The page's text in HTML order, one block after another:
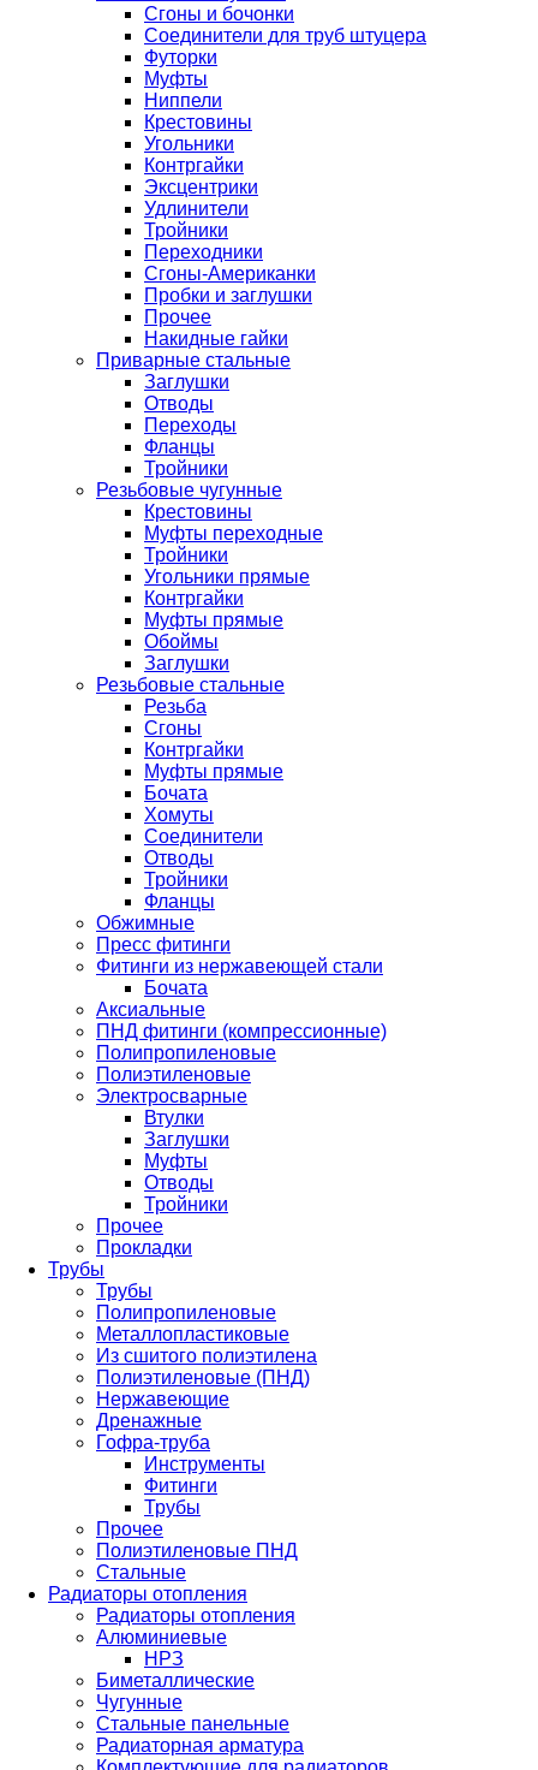
Сгоны и бочонки
Соединители для труб штуцера
Футорки
Муфты
Ниппели
Крестовины
Угольники
Контргайки
Эксцентрики
Удлинители
Тройники
Переходники
Сгоны-Американки
Пробки и заглушки
Прочее
Накидные гайки
Приварные стальные
Заглушки
Отводы
Переходы
Фланцы
Тройники
Резьбовые чугунные
Крестовины
Муфты переходные
Тройники
Угольники прямые
Контргайки
Муфты прямые
Обоймы
Заглушки
Резьбовые стальные
Резьба
Сгоны
Контргайки
Муфты прямые
Бочата
Хомуты
Соединители
Отводы
Тройники
Фланцы
Обжимные
Пресс фитинги
Фитинги из нержавеющей стали
Бочата
Аксиальные
ПНД фитинги (компрессионные)
Полипропиленовые
Полиэтиленовые
Электросварные
Втулки
Заглушки
Муфты
Отводы
Тройники
Прочее
Прокладки
Трубы
Трубы
Полипропиленовые
Металлопластиковые
Из сшитого полиэтилена
Полиэтиленовые (ПНД)
Нержавеющие
Дренажные
Гофра-труба
Инструменты
Фитинги
Трубы
Прочее
Полиэтиленовые ПНД
Стальные
Радиаторы отопления
Радиаторы отопления
Алюминиевые
НРЗ
Биметаллические
Чугунные
Стальные панельные
Радиаторная арматура